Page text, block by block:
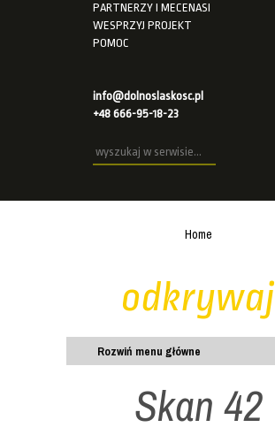
PARTNERZY I MECENASI
WESPRZYJ PROJEKT
POMOC
info@dolnoslaskosc.pl
+48 666-95-18-23
Home
odkrywaj
Rozwiń menu główne
Skan 42